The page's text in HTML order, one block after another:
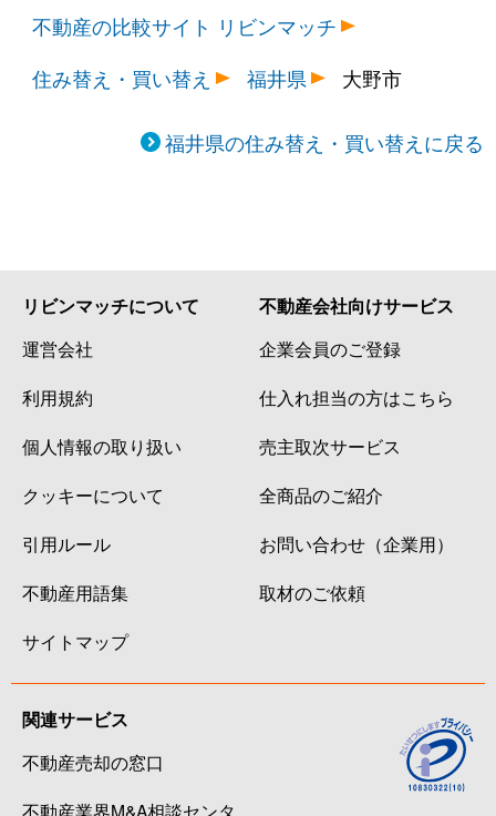
不動産の比較サイト リビンマッチ
住み替え・買い替え
福井県 大野市
福井県の住み替え・買い替えに戻る
リビンマッチについて
運営会社
利用規約
個人情報の取り扱い
クッキーについて
引用ルール
不動産用語集
サイトマップ
不動産会社向けサービス
企業会員のご登録
仕入れ担当の方はこちら
売主取次サービス
全商品のご紹介
お問い合わせ（企業用）
取材のご依頼
関連サービス
不動産売却の窓口
不動産業界M&A相談センタ